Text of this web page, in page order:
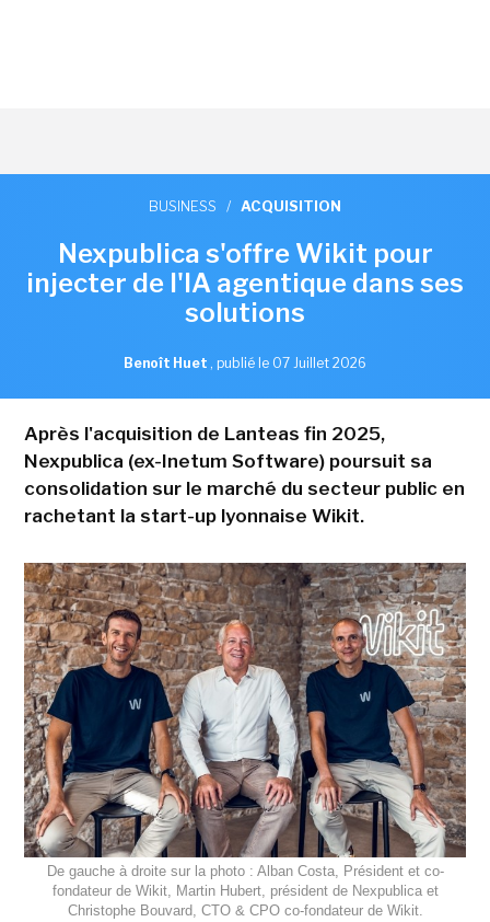
BUSINESS / ACQUISITION
Nexpublica s'offre Wikit pour
injecter de l'IA agentique dans ses
solutions
Benoît Huet , publié le 07 Juillet 2026
Après l'acquisition de Lanteas fin 2025,
Nexpublica (ex-Inetum Software) poursuit sa
consolidation sur le marché du secteur public en
rachetant la start-up lyonnaise Wikit.
De gauche à droite sur la photo : Alban Costa, Président et co-
fondateur de Wikit, Martin Hubert, président de Nexpublica et
Christophe Bouvard, CTO & CPO co-fondateur de Wikit.